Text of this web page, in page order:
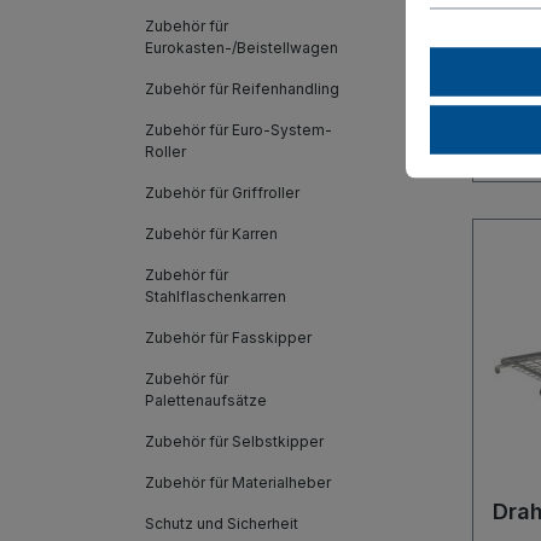
Zubehör für
Eurokasten-/Beistellwagen
Zubehör für Reifenhandling
Zubehör für Euro-System-
Roller
Zubehör für Griffroller
Zubehör für Karren
Zubehör für
Stahlflaschenkarren
Zubehör für Fasskipper
Zubehör für
Palettenaufsätze
Zubehör für Selbstkipper
Zubehör für Materialheber
Schutz und Sicherheit